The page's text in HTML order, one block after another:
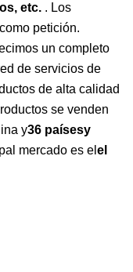
etc. . Los
como petición.
un completo
de servicios de
de alta calidad
se venden
y36 paísesy
mercado es el el